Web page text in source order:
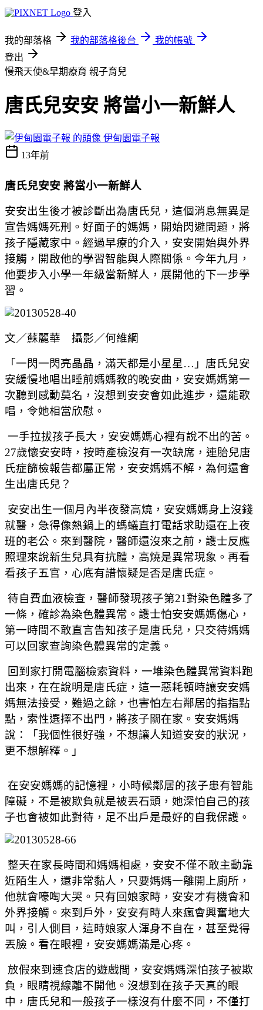
登入
我的部落格 我的部落格後台
我的帳號
登出
慢飛天使&早期療育 親子育兒
唐氏兒安安 將當小一新鮮人
伊甸園電子報
13年前
唐氏兒安安 將當小一新鮮人
安安出生後才被診斷出為唐氏兒，這個消息無異是
宣告媽媽死刑。好面子的媽媽，開始閃避問題，將
孩子隱藏家中。經過早療的介入，安安開始與外界
接觸，開啟他的學習智能與人際關係。今年九月，
他要步入小學一年級當新鮮人，展開他的下一步學
習。
文／蘇麗華 攝影／何維綱
「一閃一閃亮晶晶，滿天都是小星星…」唐氏兒安
安緩慢地唱出睡前媽媽教的晚安曲，安安媽媽第一
次聽到感動莫名，沒想到安安會如此進步，還能歌
唱，令她相當欣慰。
一手拉拔孩子長大，安安媽媽心裡有說不出的苦。
27歲懷安安時，按時產檢沒有一次缺席，連胎兒唐
氏症篩檢報告都屬正常，安安媽媽不解，為何還會
生出唐氏兒？
安安出生一個月內半夜發高燒，安安媽媽身上沒錢
就醫，急得像熱鍋上的螞蟻直打電話求助還在上夜
班的老公。來到醫院，醫師還沒來之前，護士反應
照理來說新生兒具有抗體，高燒是異常現象。再看
看孩子五官，心底有譜懷疑是否是唐氏症。
待自費血液檢查，醫師發現孩子第21對染色體多了
一條，確診為染色體異常。護士怕安安媽媽傷心，
第一時間不敢直言告知孩子是唐氏兒，只交待媽媽
可以回家查詢染色體異常的定義。
回到家打開電腦檢索資料，一堆染色體異常資料跑
出來，在在說明是唐氏症，這一惡耗頓時讓安安媽
媽無法接受，難過之餘，也害怕左右鄰居的指指點
點，索性選擇不出門，將孩子關在家。安安媽媽
說：「我個性很好強，不想讓人知道安安的狀況，
更不想解釋。」
在安安媽媽的記憶裡，小時候鄰居的孩子患有智能
障礙，不是被欺負就是被丟石頭，她深怕自己的孩
子也會被如此對待，足不出戶是最好的自我保護。
整天在家長時間和媽媽相處，安安不僅不敢主動靠
近陌生人，還非常黏人，只要媽媽一離開上廁所，
他就會嚎啕大哭。只有回娘家時，安安才有機會和
外界接觸。來到戶外，安安有時人來瘋會興奮地大
叫，引人側目，這時娘家人渾身不自在，甚至覺得
丟臉。看在眼裡，安安媽媽滿是心疼。
放假來到速食店的遊戲間，安安媽媽深怕孩子被欺
負，眼睛視線離不開他。沒想到在孩子天真的眼
中，唐氏兒和一般孩子一樣沒有什麼不同，不僅打